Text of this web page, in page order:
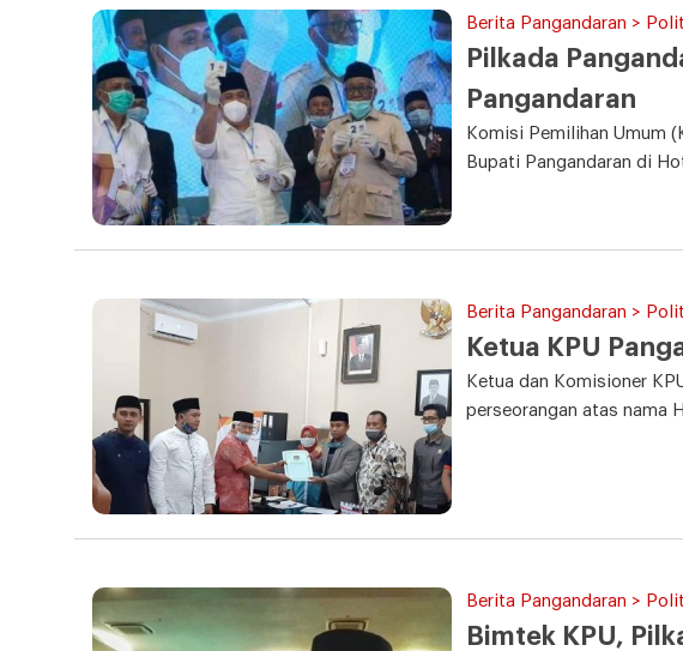
Berita Pangandaran >
Pilkada
Pangandaran
Komisi Pemilihan Umum
Bupati Pangandaran di
Berita Pangandaran >
Ketua KPU
Ketua dan Komisioner
perseorangan atas nama
Berita Pangandaran >
Bimtek KPU,